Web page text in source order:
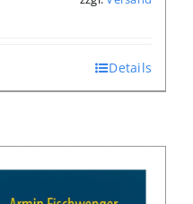
Details